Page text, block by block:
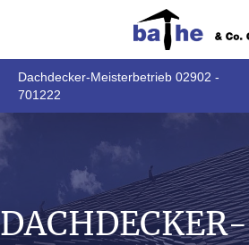
Dachdecker-Meisterbetrieb 02902 -
701222
DACHDECKER-